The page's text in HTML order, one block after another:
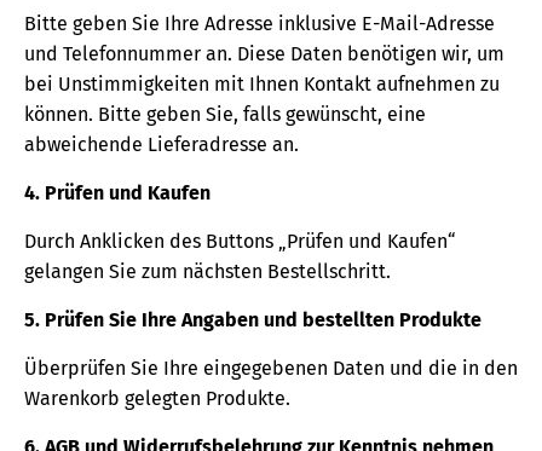
Bitte geben Sie Ihre Adresse inklusive E-Mail-Adresse
und Telefonnummer an. Diese Daten benötigen wir, um
bei Unstimmigkeiten mit Ihnen Kontakt aufnehmen zu
können. Bitte geben Sie, falls gewünscht, eine
abweichende Lieferadresse an.
4. Prüfen und Kaufen
Durch Anklicken des Buttons „Prüfen und Kaufen“
gelangen Sie zum nächsten Bestellschritt.
5. Prüfen Sie Ihre Angaben und bestellten Produkte
Überprüfen Sie Ihre eingegebenen Daten und die in den
Warenkorb gelegten Produkte.